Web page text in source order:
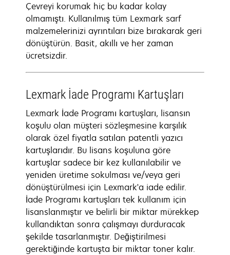
Çevreyi korumak hiç bu kadar kolay
olmamıştı. Kullanılmış tüm Lexmark sarf
malzemelerinizi ayrıntıları bize bırakarak geri
dönüştürün. Basit, akıllı ve her zaman
ücretsizdir.
Lexmark İade Programı Kartuşları
Lexmark İade Programı kartuşları, lisansın
koşulu olan müşteri sözleşmesine karşılık
olarak özel fiyatla satılan patentli yazıcı
kartuşlarıdır. Bu lisans koşuluna göre
kartuşlar sadece bir kez kullanılabilir ve
yeniden üretime sokulması ve/veya geri
dönüştürülmesi için Lexmark'a iade edilir.
İade Programı kartuşları tek kullanım için
lisanslanmıştır ve belirli bir miktar mürekkep
kullandıktan sonra çalışmayı durduracak
şekilde tasarlanmıştır. Değiştirilmesi
gerektiğinde kartuşta bir miktar toner kalır.